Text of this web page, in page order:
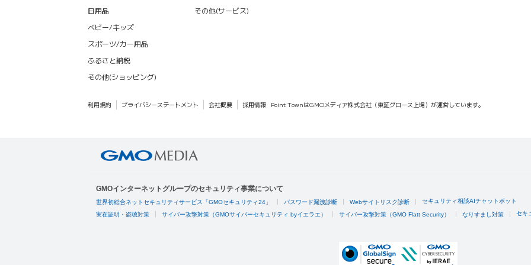
日用品
ベビー/キッズ
スポーツ/カー用品
ふるさと納税
その他(ショッピング)
その他(サービス)
利用規約 プライバシーステートメント 会社概要 採用情報 Point TownはGMOメディア株式会社（東証グロース上場）が運営しています。
GMOインターネットグループのセキュリティ事業について
世界初総合ネットセキュリティサービス「GMOセキュリティ24」 パスワード漏洩診断 Webサイトリスク診断 セキュリティ相談AIチャットボット
実在証明・盗聴対策 サイバー攻撃対策（GMOサイバーセキュリティ byイエラエ） サイバー攻撃対策（GMO Flatt Security） なりすまし対策 セキ